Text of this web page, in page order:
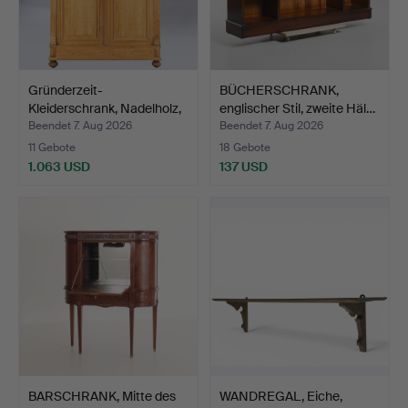
Gründerzeit-
Kleiderschrank, Nadelholz,
um …
Beendet 7. Aug 2026
11 Gebote
1.063 USD
BÜCHERSCHRANK,
englischer Stil, zweite Häl…
Beendet 7. Aug 2026
18 Gebote
137 USD
BARSCHRANK, Mitte des
WANDREGAL, Eiche,